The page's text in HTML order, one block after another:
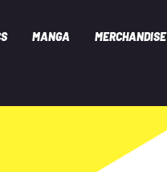
MANGA MERCHANDISE